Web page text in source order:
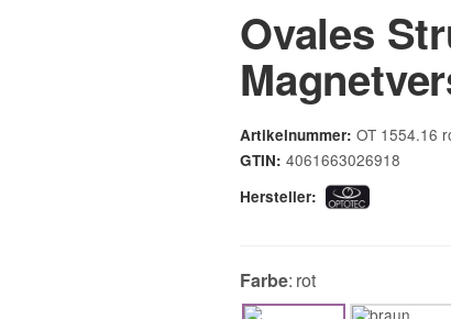
Ovales
Artikelnummer: OT 1554.16
GTIN: 4061663026918
Hersteller:
Farbe rot